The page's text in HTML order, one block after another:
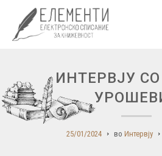
ИНТЕРВЈУ
25/01/2024 во Интервју